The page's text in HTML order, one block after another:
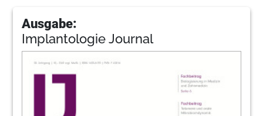
Ausgabe:
Implantologie Journal